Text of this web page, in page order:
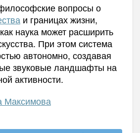
вопросы о
и границах жизни,
наука может расширить
При этом система
автономно, создавая
звуковые ландшафты на
активности.
Максимова